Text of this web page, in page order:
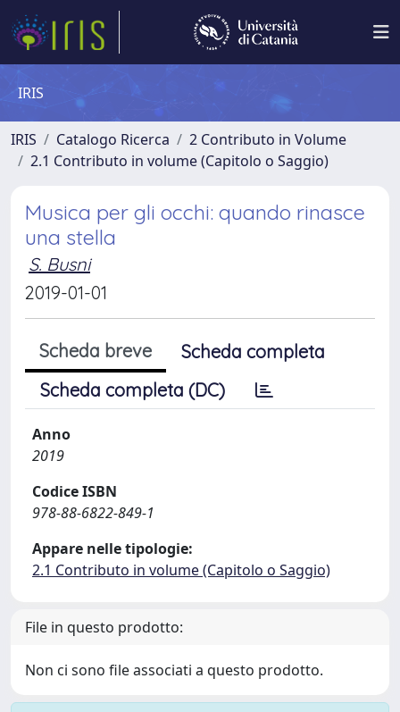
IRIS
IRIS Catalogo Ricerca
2 Contributo in Volume
2.1 Contributo in volume (Capitolo o Saggio)
Musica per gli occhi: quando rinasce
una stella
S. Busni
2019-01-01
Scheda breve
Scheda completa
Scheda completa (DC)
Anno
2019
Codice ISBN
978-88-6822-849-1
Appare nelle tipologie:
2.1 Contributo in volume (Capitolo o Saggio)
File in questo prodotto:
Non ci sono file associati a questo prodotto.